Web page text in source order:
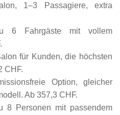
1–3 Passagiere, extra
6 Fahrgäste mit vollem
für Kunden, die höchsten
CHF.
Option, gleicher
Ab 357,3 CHF.
8 Personen mit passendem